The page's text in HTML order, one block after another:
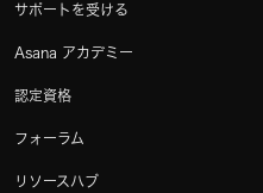
サポートを受ける
Asana アカデミー
認定資格
フォーラム
リソースハブ